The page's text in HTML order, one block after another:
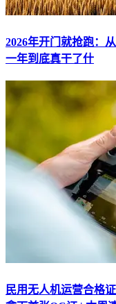
2026年开门就抢跑：
一年到底真干了什
民用无人机运营合格